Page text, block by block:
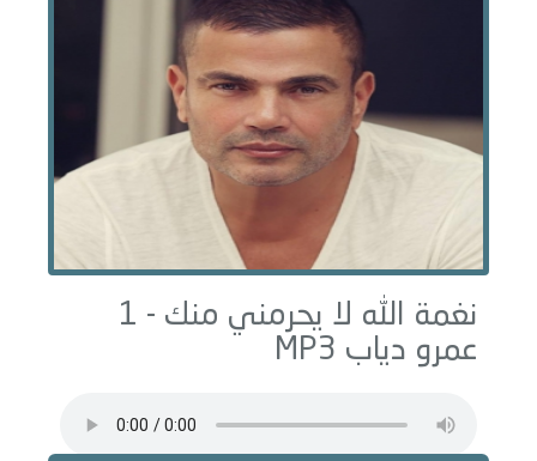
نغمة الله لا يحرمني منك - 1
عمرو دياب MP3